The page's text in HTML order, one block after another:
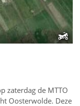
zaterdag de MTTO
Oosterwolde. Deze